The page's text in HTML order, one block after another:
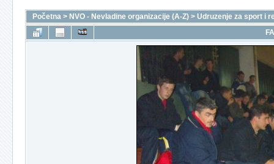
Početna > NVO - Nevladine organizacije (A-Z) > Udruzenje za sport i